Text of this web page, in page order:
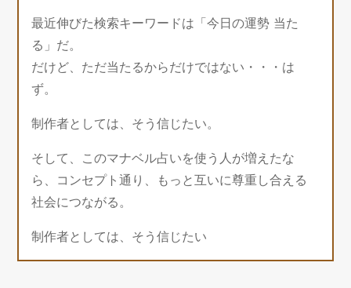
最近伸びた検索キーワードは「今日の運勢 当た
る」だ。
だけど、ただ当たるからだけではない・・・は
ず。
制作者としては、そう信じたい。
そして、このマナベル占いを使う人が増えたな
ら、コンセプト通り、もっと互いに尊重し合える
社会につながる。
制作者としては、そう信じたい